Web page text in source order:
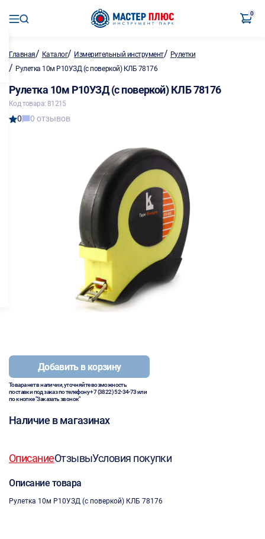
0
Главная/ Каталог/ Измерительный инструмент/ Рулетки
/ Рулетка 10м Р10УЗД (с поверкой) КЛБ 78176
Рулетка 10м Р10УЗД (с поверкой) КЛБ 78176
Код товара: 81215
0 0 отзывов
Добавить в корзину
Товара нет в наличии, уточняйте возможность
поставки под заказ по телефону+7 (3822) 52-34-73или
по кнопке "Заказать звонок"
Наличие в магазинах
ОписаниеОтзывыУсловия покупки
Описание товара
Рулетка 10м Р10УЗД (с поверкой) КЛБ 78176